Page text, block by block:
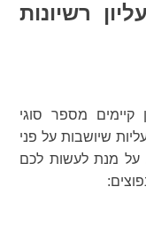
רשיונות
קיימים מספר סוגי
שיושבות על פני
על מנת לעשות לכם